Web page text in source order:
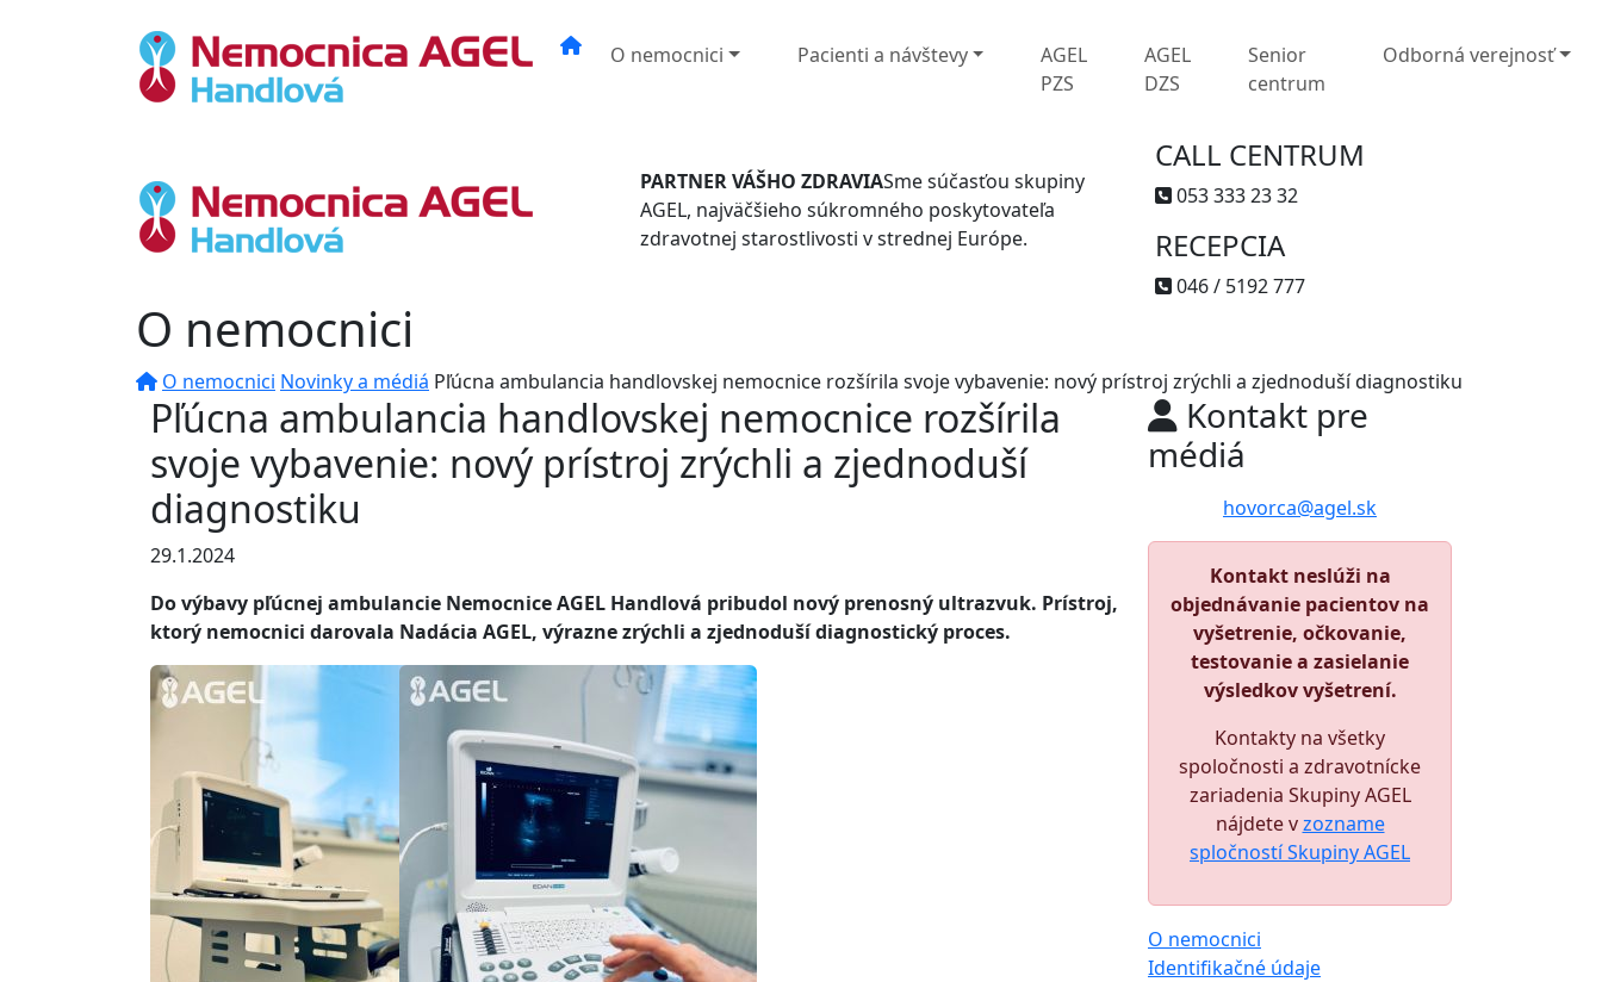
O nemocnici Pacienti a návštevy
AGEL
PZS
AGEL
DZS
Senior
centrum
Odborná verejnosť
PARTNER VÁŠHO ZDRAVIASme súčasťou skupiny
AGEL, najväčšieho súkromného poskytovateľa
zdravotnej starostlivosti v strednej Európe.
CALL CENTRUM
053 333 23 32
RECEPCIA
046 / 5192 777
O nemocnici
O nemocnici Novinky a médiá Pľúcna ambulancia handlovskej nemocnice rozšírila svoje vybavenie: nový prístroj zrýchli a zjednoduší diagnostiku
Pľúcna ambulancia handlovskej nemocnice rozšírila
svoje vybavenie: nový prístroj zrýchli a zjednoduší
diagnostiku
29.1.2024
Do výbavy pľúcnej ambulancie Nemocnice AGEL Handlová pribudol nový prenosný ultrazvuk. Prístroj,
ktorý nemocnici darovala Nadácia AGEL, výrazne zrýchli a zjednoduší diagnostický proces.
Kontakt pre
médiá
hovorca@agel.sk
Kontakt neslúži na
objednávanie pacientov na
vyšetrenie, očkovanie,
testovanie a zasielanie
výsledkov vyšetrení.
Kontakty na všetky
spoločnosti a zdravotnícke
zariadenia Skupiny AGEL
nájdete vzozname
spločností Skupiny AGEL
O nemocnici
Identifikačné údaje